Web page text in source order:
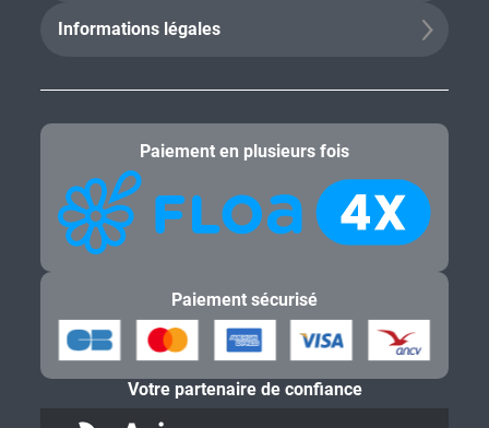
Informations légales
Paiement en plusieurs fois
Paiement sécurisé
Votre partenaire de confiance